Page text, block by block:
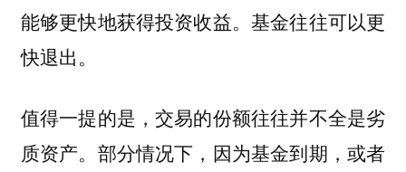
能够更快地获得投资收益。基金往往可以更
快退出。
值得一提的是，交易的份额往往并不全是劣
质资产。部分情况下，因为基金到期，或者